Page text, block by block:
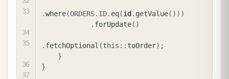
.where(ORDERS. ID. eq(id . getValue( ) ) )
. forUpdate( )
. fetchOptional (this ::toOrder) ;
}
}